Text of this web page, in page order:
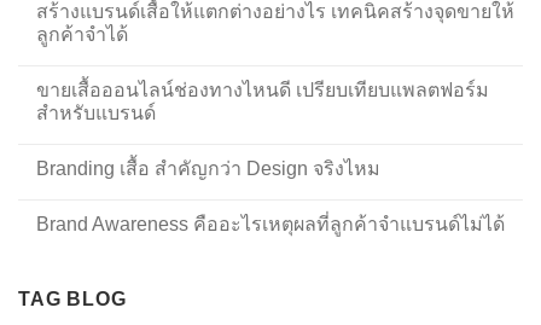
สร้างแบรนด์เสื้อให้แตกต่างอย่างไร เทคนิคสร้างจุดขายให้
ลูกค้าจำได้
ขายเสื้อออนไลน์ช่องทางไหนดี เปรียบเทียบแพลตฟอร์ม
สำหรับแบรนด์
Branding เสื้อ สำคัญกว่า Design จริงไหม
Brand Awareness คืออะไรเหตุผลที่ลูกค้าจำแบรนด์ไม่ได้
TAG BLOG